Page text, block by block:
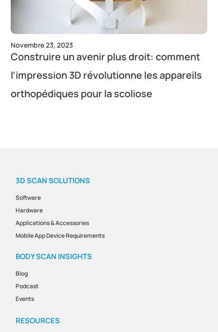
Novembre 23, 2023
Construire un avenir plus droit: comment
l’impression 3D révolutionne les appareils
orthopédiques pour la scoliose
3D SCAN SOLUTIONS
Software
Hardware
Applications & Accessories
Mobile App Device Requirements
BODY SCAN INSIGHTS
Blog
Podcast
Events
RESOURCES